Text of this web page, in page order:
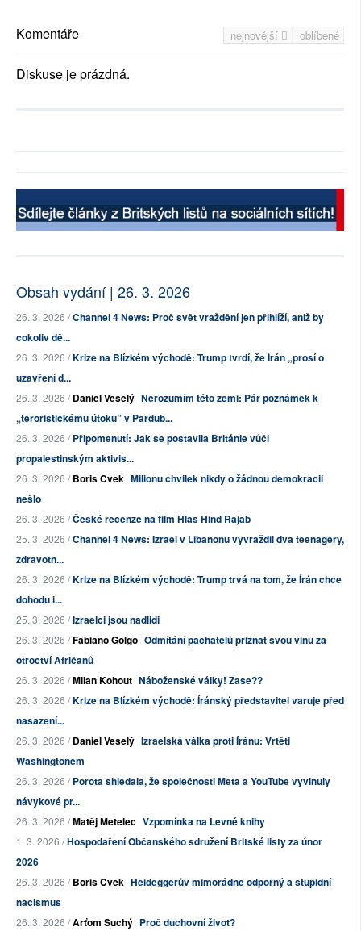
nejnovější oblíbené
Komentáře
Diskuse je prázdná.
Obsah vydání | 26. 3. 2026
26. 3. 2026 /Channel 4 News: Proč svět vraždění jen přihlíží, aniž by
cokoliv dě...
26. 3. 2026 /Krize na Blízkém východě: Trump tvrdí, že Írán „prosí o
uzavření d...
26. 3. 2026 /Daniel Veselý Nerozumím této zemi: Pár poznámek k
„teroristickému útoku” v Pardub...
26. 3. 2026 /Připomenutí: Jak se postavila Británie vůči
propalestinským aktivis...
26. 3. 2026 /Boris Cvek Milionu chvilek nikdy o žádnou demokracii
nešlo
26. 3. 2026 /České recenze na film Hlas Hind Rajab
25. 3. 2026 /Channel 4 News: Izrael v Libanonu vyvraždil dva teenagery,
zdravotn...
26. 3. 2026 /Krize na Blízkém východě: Trump trvá na tom, že Írán chce
dohodu i...
25. 3. 2026 /Izraelci jsou nadlidi
26. 3. 2026 /Fabiano Golgo Odmítání pachatelů přiznat svou vinu za
otroctví Afričanů
26. 3. 2026 /Milan Kohout Náboženské války! Zase??
26. 3. 2026 /Krize na Blízkém východě: Íránský představitel varuje před
nasazení...
26. 3. 2026 /Daniel Veselý Izraelská válka proti Íránu: Vrtěti
Washingtonem
26. 3. 2026 /Porota shledala, že společnosti Meta a YouTube vyvinuly
návykové pr...
26. 3. 2026 /Matěj Metelec Vzpomínka na Levné knihy
1. 3. 2026 /Hospodaření Občanského sdružení Britské listy za únor
2026
26. 3. 2026 /Boris Cvek Heideggerův mimořádně odporný a stupidní
nacismus
26. 3. 2026 /Arťom Suchý Proč duchovní život?